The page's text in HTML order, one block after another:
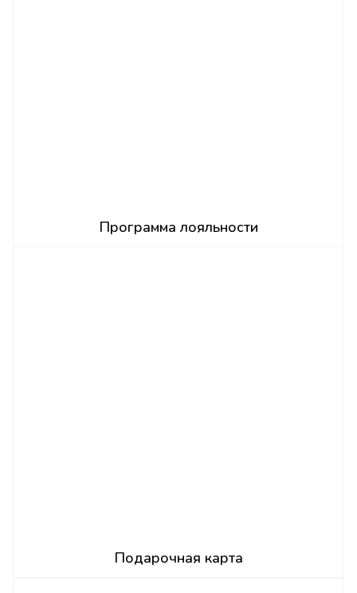
Программа лояльности
Подарочная карта